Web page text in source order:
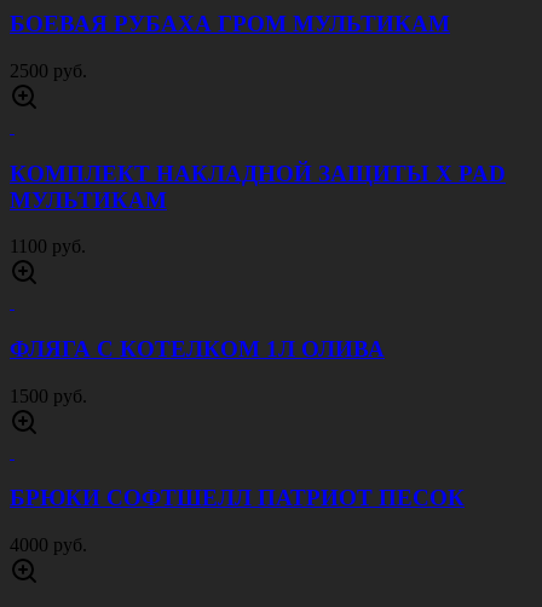
БОЕВАЯ РУБАХА ГРОМ МУЛЬТИКАМ
2500 руб.
КОМПЛЕКТ НАКЛАДНОЙ ЗАЩИТЫ X PAD
МУЛЬТИКАМ
1100 руб.
ФЛЯГА С КОТЕЛКОМ 1Л ОЛИВА
1500 руб.
БРЮКИ СОФТШЕЛЛ ПАТРИОТ ПЕСОК
4000 руб.